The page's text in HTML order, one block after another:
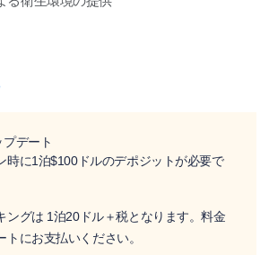
プデート
時に1泊$100ドルのデポジットが必要で
ングは 1泊20ドル＋税となります。料金
トにお支払いください。